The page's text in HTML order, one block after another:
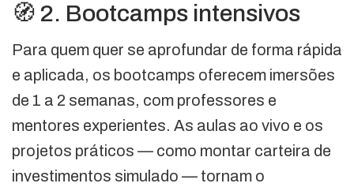
🧭 2. Bootcamps intensivos
Para quem quer se aprofundar de forma rápida
e aplicada, os bootcamps oferecem imersões
de 1 a 2 semanas, com professores e
mentores experientes. As aulas ao vivo e os
projetos práticos — como montar carteira de
investimentos simulado — tornam o